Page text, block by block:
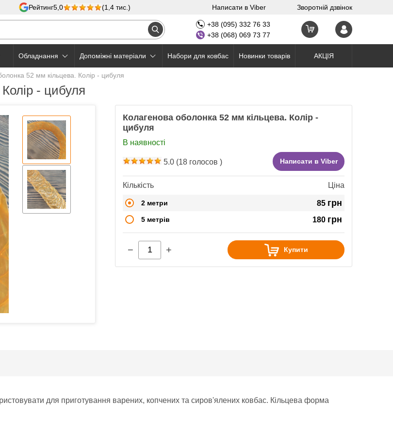
Рейтинг5,0 (1,4 тис.) Написати в Viber Зворотній дзвінок
+38 (095) 332 76 33
+38 (068) 069 73 77
Обладнання Допоміжні матеріали Набори для ковбас Новинки товарів АКЦІЯ
52 мм кільцева. Колір - цибуля
- цибуля
Колагенова оболонка 52 мм кільцева. Колір -
цибуля
В наявності
5.0 (18 голосов ) Написати в Viber
Кількість Ціна
2 метри 85 грн
5 метрів 180 грн
− + Купити
для приготування варених, копчених та сиров'ялених ковбас. Кільцева форма